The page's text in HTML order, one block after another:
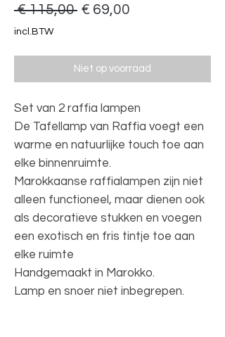
€ 115,00 Normale
€ 69,00
incl.BTW
Niet op voorraad
Set van 2 raffia lampen
De Tafellamp van Raffia voegt een
warme en natuurlijke touch toe aan
elke binnenruimte.
Marokkaanse raffialampen zijn niet
alleen functioneel, maar dienen ook
als decoratieve stukken en voegen
een exotisch en fris tintje toe aan
elke ruimte
Handgemaakt in Marokko.
Lamp en snoer niet inbegrepen.